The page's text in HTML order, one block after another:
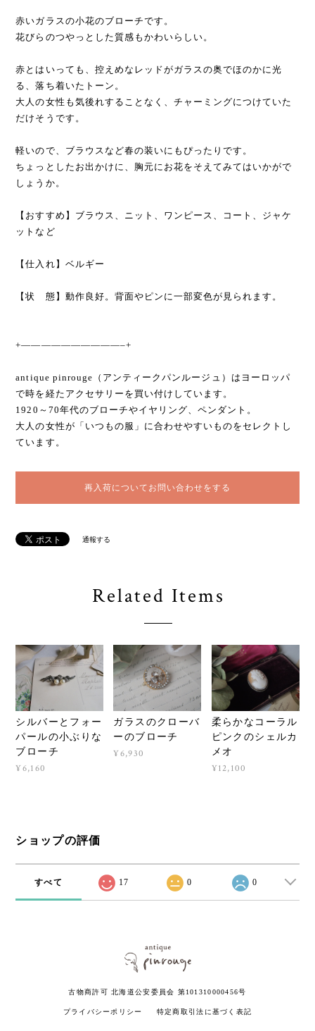
赤いガラスの小花のブローチです。
花びらのつやっとした質感もかわいらしい。
赤とはいっても、控えめなレッドがガラスの奥でほのかに光
る、落ち着いたトーン。
大人の女性も気後れすることなく、チャーミングにつけていた
だけそうです。
軽いので、ブラウスなど春の装いにもぴったりです。
ちょっとしたお出かけに、胸元にお花をそえてみてはいかがで
しょうか。
【おすすめ】ブラウス、ニット、ワンピース、コート、ジャケ
ットなど
【仕入れ】ベルギー
【状 態】動作良好。背面やピンに一部変色が見られます。
+——————————–+
antique pinrouge（アンティークパンルージュ）はヨーロッパ
で時を経たアクセサリーを買い付けしています。
1920～70年代のブローチやイヤリング、ペンダント。
大人の女性が「いつもの服」に合わせやすいものをセレクトし
ています。
再入荷についてお問い合わせをする
通報する
Related Items
シルバーとフォー
パールの小ぶりな
ブローチ
¥6,160
ガラスのクローバ
ーのブローチ
¥6,930
柔らかなコーラル
ピンクのシェルカ
メオ
¥12,100
ショップの評価
すべて 17 0 0
古物商許可 北海道公安委員会 第101310000456号
プライバシーポリシー 特定商取引法に基づく表記